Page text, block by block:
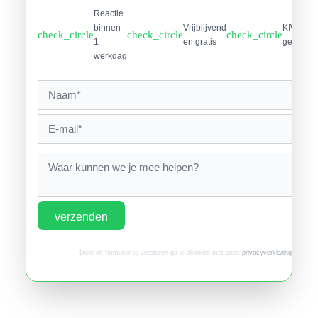
check_circle
Reactie
binnen
1
werkdag
check_circle
Vrijblijvend
en gratis
check_circle
KIWA
verzenden
Door dit formulier te versturen ga je akkoord met onze privacyverklaring.